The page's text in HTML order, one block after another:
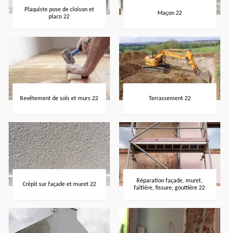
Plaquiste pose de cloison et
placo 22
Maçon 22
Revêtement de sols et murs 22 Terrassement 22
Crépit sur façade et muret 22
Réparation façade, muret,
faîtière, fissure, gouttière 22